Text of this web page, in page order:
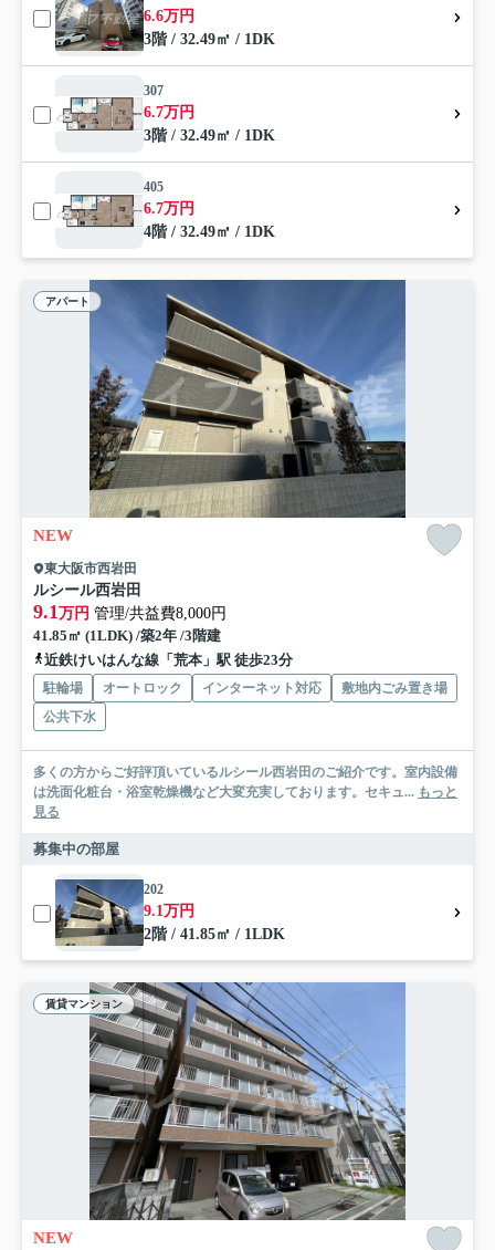
6.6万円
3階 / 32.49㎡ / 1DK
307
6.7万円
3階 / 32.49㎡ / 1DK
405
6.7万円
4階 / 32.49㎡ / 1DK
アパート
NEW
東大阪市西岩田
ルシール西岩田
9.1万円 管理/共益費8,000円
41.85㎡ (1LDK) /築2年 /3階建
近鉄けいはんな線「荒本」駅 徒歩23分
駐輪場 オートロック インターネット対応
敷地内ごみ置き場
公共下水
多くの方からご好評頂いているルシール西岩田のご紹介です。室内設備
は洗面化粧台・浴室乾燥機など大変充実しております。セキュ... もっと
見る
募集中の部屋
202
9.1万円
2階 / 41.85㎡ / 1LDK
賃貸マンション
NEW